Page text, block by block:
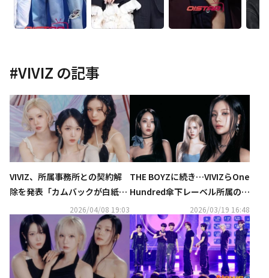
#VIVIZ の記事
VIVIZ、所属事務所との契約解
除を発表「カムバックが白紙
に…マネージャーが自腹を切る
ことも」
2026/04/08 19:03
THE BOYZに続き…VIVIZらOne
Hundred傘下レーベル所属の3
組が相次いで契約解除を要求
2026/03/19 16:48